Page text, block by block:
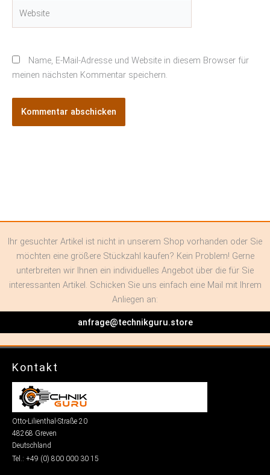
Name, E-Mail-Adresse und Website in diesem Browser für
meinen nächsten Kommentar speichern.
Ihr gesuchter Artikel ist nicht in unserem Shop vorhanden oder Sie
möchten eine größere Stückzahl kaufen? Kein Problem! Gerne
unterbreiten wir Ihnen ein individuelles Angebot über die für Sie
interessanten Artikel. Schicken Sie uns einfach eine Mail mit Ihrem
Anliegen an:
anfrage@technikguru.store
Kontakt
Otto-Lilienthal-Straße 20
48268 Greven
Deutschland
Tel.: +49 (0) 800 000 30 15